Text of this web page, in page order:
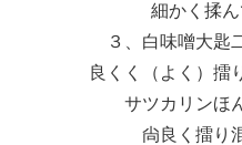
細かく揉ん
３、白味噌大匙
良くく（よく）擂
サツカリンほ
尙良く擂り